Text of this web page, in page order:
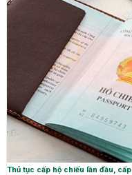
Thủ tục cấp hộ chiếu lần đầu,